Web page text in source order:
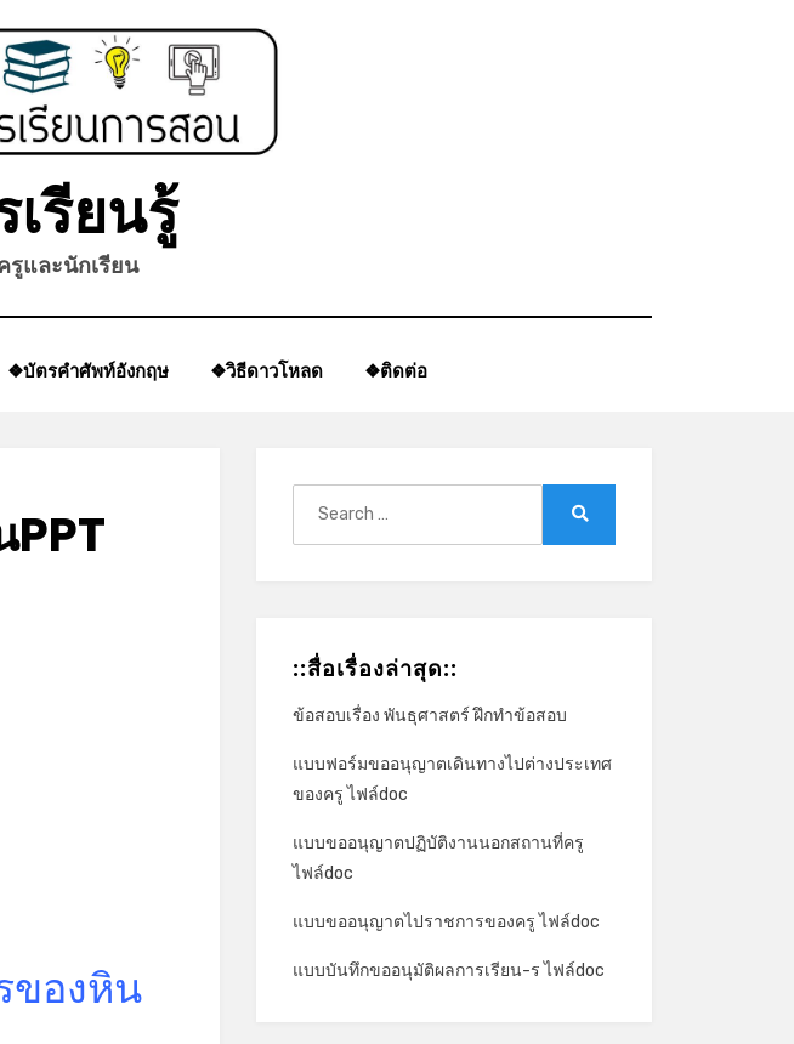
รียนรู้
รูและนักเรียน
❖บัตรคำศัพท์อังกฤษ ❖วิธีดาวโหลด ❖ติดต่อ
ของหิน
::สื่อเรื่องล่าสุด::
ข้อสอบเรื่อง พันธุศาสตร์ ฝึกทำข้อสอบ
แบบฟอร์มขออนุญาตเดินทางไปต่างประเทศ
ของครู ไฟล์doc
แบบขออนุญาตปฏิบัติงานนอกสถานที่ครู
ไฟล์doc
แบบขออนุญาตไปราชการของครู ไฟล์doc
แบบบันทึกขออนุมัติผลการเรียน-ร ไฟล์doc